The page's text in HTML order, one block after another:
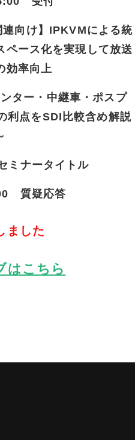
向け】IPKVMによる統
ペース化を実現して放送
効率向上
ター・中継車・ポスプ
利点をSDI比較含め解説
ナータイトル
質疑応答
ました
はこちら